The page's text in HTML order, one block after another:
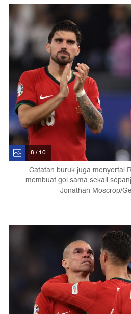
8 / 10
Catatan buruk juga menyertai
membuat gol sama sekali
Jonathan Moscrop/